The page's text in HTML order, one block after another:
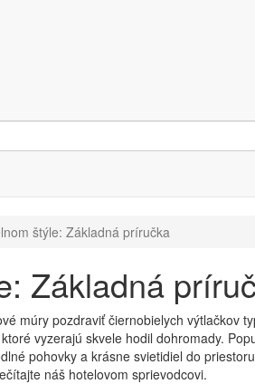
štýle: Základná príručka
Základná
múry pozdraviť čiernobielych výtlačkov
vyzerajú skvele hodil dohromady.
pohovky a krásne svietidiel do
náš hotelovom sprievodcovi.